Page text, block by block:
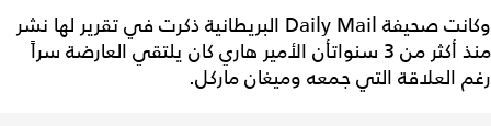
وكانت صحيفة Daily Mail البريطانية ذكرت في تقرير لها نشر
منذ أكثر من 3 سنواتأن الأمير هاري كان يلتقي العارضة سراً
رغم العلاقة التي جمعه وميغان ماركل.